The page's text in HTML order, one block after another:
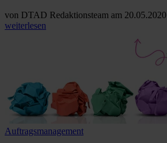
von DTAD Redaktionsteam am 20.05.2020
weiterlesen
Auftragsmanagement